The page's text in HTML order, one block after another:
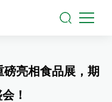
亮相食品展，期
！